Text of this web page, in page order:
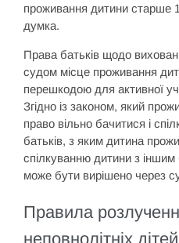
проживання дитини старше
думка.
Права батьків щодо
судом місце проживання
перешкодою для активної
Згідно із законом, який
право вільно бачитися і
батьків, з яким дитина
спілкуванню дитини з іншим
може бути вирішено через
Правила
неповнолітніх дітей